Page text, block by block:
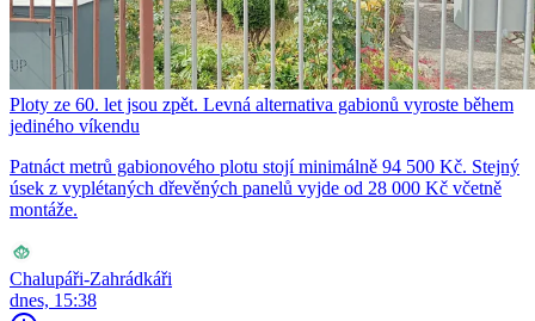
Ploty ze 60. let jsou zpět. Levná alternativa gabionů vyroste během
jediného víkendu
Patnáct metrů gabionového plotu stojí minimálně 94 500 Kč. Stejný
úsek z vyplétaných dřevěných panelů vyjde od 28 000 Kč včetně
montáže.
Chalupáři-Zahrádkáři
dnes, 15:38